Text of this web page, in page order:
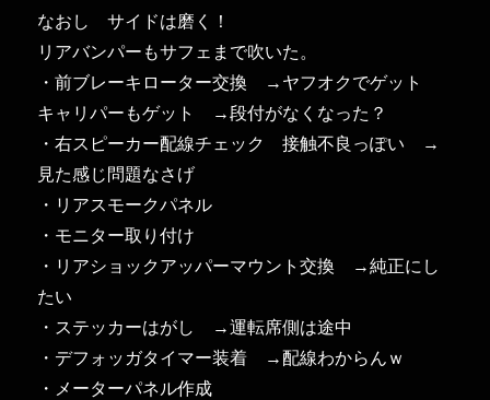
なおし サイドは磨く！
リアバンパーもサフェまで吹いた。
・前ブレーキローター交換 →ヤフオクでゲット
キャリパーもゲット →段付がなくなった？
・右スピーカー配線チェック 接触不良っぽい →
見た感じ問題なさげ
・リアスモークパネル
・モニター取り付け
・リアショックアッパーマウント交換 →純正にし
たい
・ステッカーはがし →運転席側は途中
・デフォッガタイマー装着 →配線わからんｗ
・メーターパネル作成